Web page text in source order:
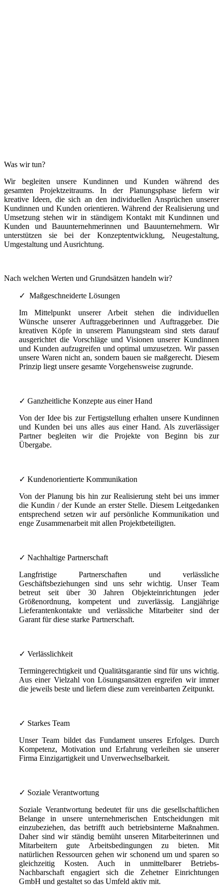
Was wir tun?
Wir begleiten unsere Kundinnen und Kunden während des
gesamten Projektzeitraums. In der Planungsphase liefern wir
kreative Ideen, die sich an den individuellen Ansprüchen unserer
Kundinnen und Kunden orientieren. Während der Realisierung und
Umsetzung stehen wir in ständigem Kontakt mit Kundinnen und
Kunden und Bauunternehmerinnen und Bauunternehmern. Wir
unterstützen sie bei der Konzeptentwicklung, Neugestaltung,
Umgestaltung und Ausrichtung.
Nach welchen Werten und Grundsätzen handeln wir?
✓ Maßgeschneiderte Lösungen
Im Mittelpunkt unserer Arbeit stehen die individuellen
Wünsche unserer Auftraggeberinnen und Auftraggeber. Die
kreativen Köpfe in unserem Planungsteam sind stets darauf
ausgerichtet die Vorschläge und Visionen unserer Kundinnen
und Kunden aufzugreifen und optimal umzusetzen. Wir passen
unsere Waren nicht an, sondern bauen sie maßgerecht. Diesem
Prinzip liegt unsere gesamte Vorgehensweise zugrunde.
✓ Ganzheitliche Konzepte aus einer Hand
Von der Idee bis zur Fertigstellung erhalten unsere Kundinnen
und Kunden bei uns alles aus einer Hand. Als zuverlässiger
Partner begleiten wir die Projekte von Beginn bis zur
Übergabe.
✓ Kundenorientierte Kommunikation
Von der Planung bis hin zur Realisierung steht bei uns immer
die Kundin / der Kunde an erster Stelle. Diesem Leitgedanken
entsprechend setzen wir auf persönliche Kommunikation und
enge Zusammenarbeit mit allen Projektbeteiligten.
✓ Nachhaltige Partnerschaft
Langfristige Partnerschaften und verlässliche
Geschäftsbeziehungen sind uns sehr wichtig. Unser Team
betreut seit über 30 Jahren Objekteinrichtungen jeder
Größenordnung, kompetent und zuverlässig. Langjährige
Lieferantenkontakte und verlässliche Mitarbeiter sind der
Garant für diese starke Partnerschaft.
✓ Verlässlichkeit
Termingerechtigkeit und Qualitätsgarantie sind für uns wichtig.
Aus einer Vielzahl von Lösungsansätzen ergreifen wir immer
die jeweils beste und liefern diese zum vereinbarten Zeitpunkt.
✓ Starkes Team
Unser Team bildet das Fundament unseres Erfolges. Durch
Kompetenz, Motivation und Erfahrung verleihen sie unserer
Firma Einzigartigkeit und Unverwechselbarkeit.
✓ Soziale Verantwortung
Soziale Verantwortung bedeutet für uns die gesellschaftlichen
Belange in unsere unternehmerischen Entscheidungen mit
einzubeziehen, das betrifft auch betriebsinterne Maßnahmen.
Daher sind wir ständig bemüht unseren Mitarbeiterinnen und
Mitarbeitern gute Arbeitsbedingungen zu bieten. Mit
natürlichen Ressourcen gehen wir schonend um und sparen so
gleichzeitig Kosten. Auch in unmittelbarer Betriebs-
Nachbarschaft engagiert sich die Zehetner Einrichtungen
GmbH und gestaltet so das Umfeld aktiv mit.